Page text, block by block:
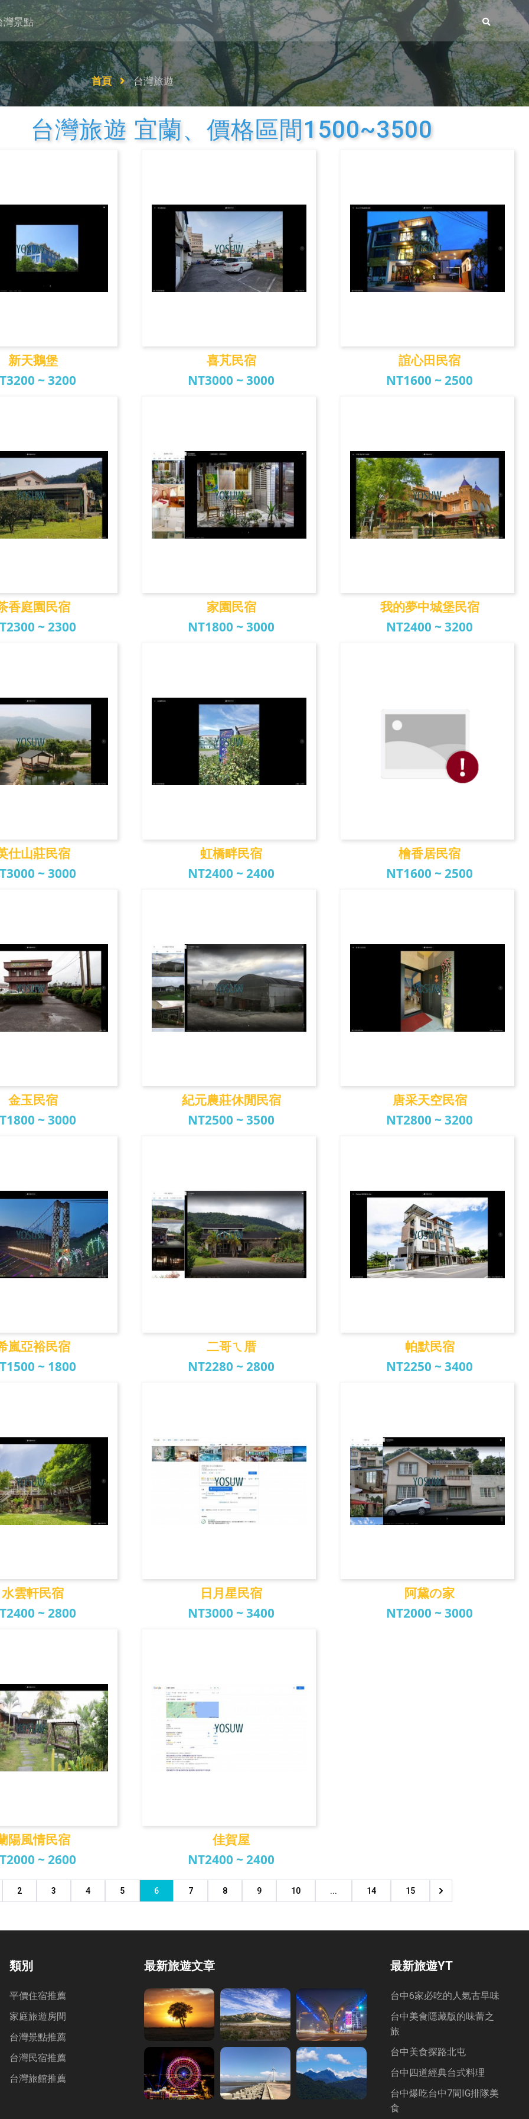
灣景點
首頁 台灣旅遊
台灣旅遊 宜蘭、價格區間1500~3500
新天鵝堡
~ 3200
喜芃民宿
NT3000 ~ 3000
誼心田民宿
NT1600 ~ 2500
香庭園民宿
~ 2300
家園民宿
NT1800 ~ 3000
我的夢中城堡民宿
NT2400 ~ 3200
仕山莊民宿
~ 3000
虹橋畔民宿
NT2400 ~ 2400
檜香居民宿
NT1600 ~ 2500
金玉民宿
~ 3000
紀元農莊休閒民宿
NT2500 ~ 3500
唐采天空民宿
NT2800 ~ 3200
嵐亞裕民宿
~ 1800
二哥ㄟ厝
NT2280 ~ 2800
帕默民宿
NT2250 ~ 3400
水雲軒民宿
~ 2800
日月星民宿
NT3000 ~ 3400
阿黛の家
NT2000 ~ 3000
風情民宿
陽風情民宿
~ 2600
佳賀屋
佳賀屋
NT2400 ~ 2400
2 3 4 5 6 7 8 9 10 ... 14 15
類別
平價住宿推薦
家庭旅遊房間
台灣景點推薦
台灣民宿推薦
台灣旅館推薦
最新旅遊文章 最新旅遊YT
台中6家必吃的人氣古早味
台中美食隱藏版的味蕾之
旅
台中美食探路北屯
台中四道經典台式料理
台中爆吃台中7間IG排隊美
食